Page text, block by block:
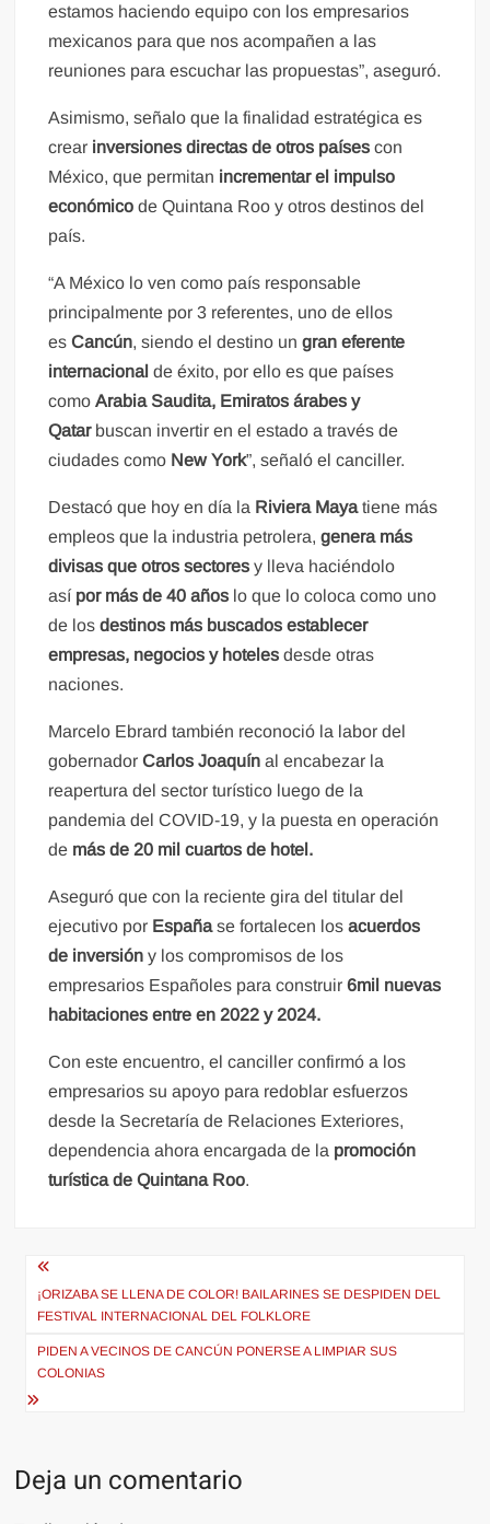
estamos haciendo equipo con los empresarios
mexicanos para que nos acompañen a las
reuniones para escuchar las propuestas”, aseguró.
Asimismo, señalo que la finalidad estratégica es
crear inversiones directas de otros paísescon
México, que permitan incrementar el impulso
económicode Quintana Roo y otros destinos del
país.
“A México lo ven como país responsable
principalmente por 3 referentes, uno de ellos
esCancún, siendo el destino ungran eferente
internacional de éxito, por ello es que países
comoArabia Saudita, Emiratos árabes y
Qatar buscan invertir en el estado a través de
ciudades como New York”, señaló el canciller.
Destacó que hoy en día la Riviera Mayatiene más
empleos que la industria petrolera, genera más
divisas que otros sectoresy lleva haciéndolo
así por más de 40 años lo que lo coloca como uno
de losdestinos más buscados establecer
empresas, negocios y hotelesdesde otras
naciones.
Marcelo Ebrard también reconoció la labor del
gobernadorCarlos Joaquín al encabezar la
reapertura del sector turístico luego de la
pandemia del COVID-19, y la puesta en operación
de más de 20 mil cuartos de hotel.
Aseguró que con la reciente gira del titular del
ejecutivo por Españase fortalecen losacuerdos
de inversióny los compromisos de los
empresarios Españoles para construir 6mil nuevas
habitaciones entre en 2022 y 2024.
Con este encuentro, el canciller confirmó a los
empresarios su apoyo para redoblar esfuerzos
desde la Secretaría de Relaciones Exteriores,
dependencia ahora encargada de la promoción
turística de Quintana Roo.
Navegación
de
entradas
¡ORIZABA SE LLENA DE COLOR! BAILARINES SE DESPIDEN DEL
FESTIVAL INTERNACIONAL DEL FOLKLORE
PIDEN A VECINOS DE CANCÚN PONERSE A LIMPIAR SUS
COLONIAS
Deja un comentario